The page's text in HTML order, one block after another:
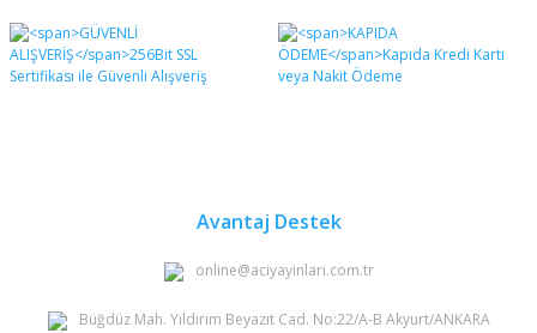
Yorum Yaz
Ürün resmi kalitesiz, bozuk veya görüntülenemiyor.
Ürün açıklamasında eksik bilgiler bulunuyor.
Avantaj Destek
online@aciyayinlari.com.tr
Büğdüz Mah. Yıldırım Beyazıt Cad. No:22/A-B Akyurt/ANKARA